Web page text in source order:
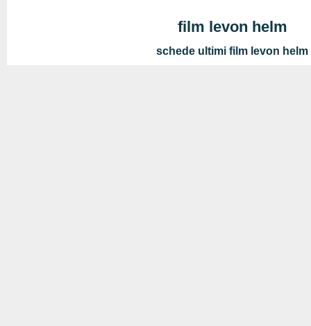
film levon helm
schede ultimi film levon helm